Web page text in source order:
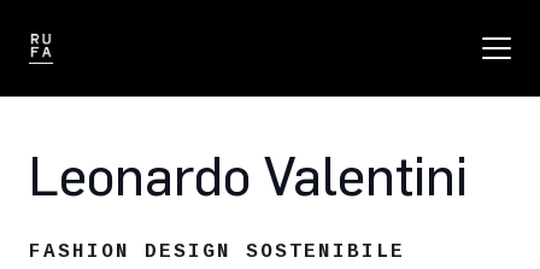
Leonardo Valentini
FASHION DESIGN SOSTENIBILE